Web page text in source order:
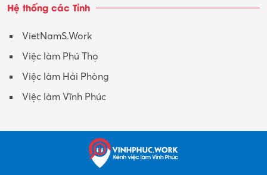
Hệ thống các Tỉnh
VietNamS.Work
Việc làm Phú Thọ
Việc làm Hải Phòng
Việc làm Vĩnh Phúc